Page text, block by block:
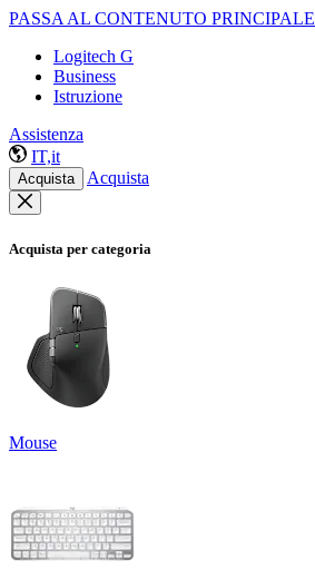
PASSA AL CONTENUTO PRINCIPALE
Logitech G
Business
Istruzione
Assistenza
IT,it
Acquista Acquista
Acquista per categoria
Mouse